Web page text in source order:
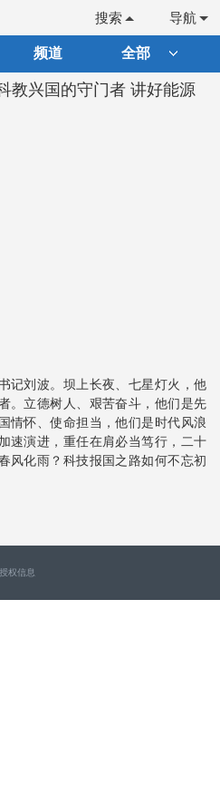
导航
搜索
频道 全部
教兴国的守门者 讲好能源
记刘波。坝上长夜、七星灯火，他
。立德树人、艰苦奋斗，他们是先
情怀、使命担当，他们是时代风浪
速演进，重任在肩必当笃行，二十
风化雨？科技报国之路如何不忘初
授权信息